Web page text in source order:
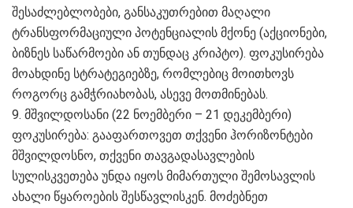
შესაძლებლობები, განსაკუთრებით მაღალი
ტრანსფორმაციული პოტენციალის მქონე (აქციონები,
ბიზნეს საწარმოები ან თუნდაც კრიპტო). ფოკუსირება
მოახდინე სტრატეგიებზე, რომლებიც მოითხოვს
როგორც გამჭრიახობას, ასევე მოთმინებას.
9. მშვილდოსანი (22 ნოემბერი – 21 დეკემბერი)
ფოკუსირება: გააფართოვეთ თქვენი ჰორიზონტები
მშვილდოსნო, თქვენი თავგადასავლების
სულისკვეთება უნდა იყოს მიმართული შემოსავლის
ახალი წყაროების შესწავლისკენ. მოძებნეთ